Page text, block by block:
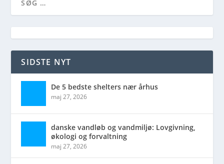
SIDSTE NYT
De 5 bedste shelters nær århus
maj 27, 2026
danske vandløb og vandmiljø: Lovgivning,
økologi og forvaltning
maj 27, 2026